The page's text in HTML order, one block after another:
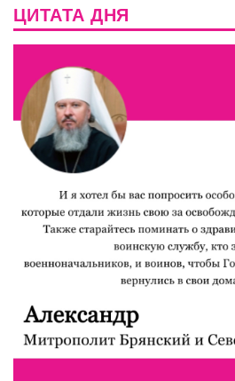
ЦИТАТА ДНЯ